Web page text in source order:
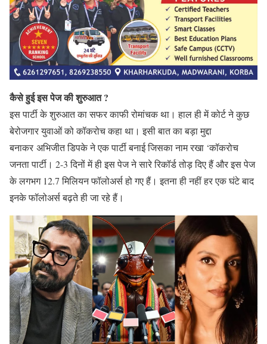
कैसे हुई इस पेज की शुरुआत ?
इस पार्टी के शुरुआत का सफर काफी रोमांचक था। हाल ही में कोर्ट ने कुछ
बेरोजगार युवाओं को कॉकरोच कहा था। इसी बात का बड़ा मुद्दा
बनाकर अभिजीत डिपके ने एक पार्टी बनाई जिसका नाम रखा ‘कॉकरोच
जनता पार्टी। 2-3 दिनों में ही इस पेज ने सारे रिकॉर्ड तोड़ दिए हैं और इस पेज
के लगभग 12.7 मिलियन फॉलोअर्स हो गए हैं। इतना ही नहीं हर एक घंटे बाद
इनके फॉलोअर्स बढ़ते ही जा रहे हैं।